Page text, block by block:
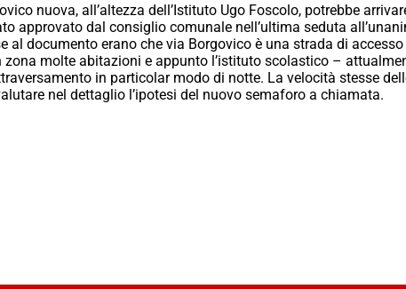
nuova, all’altezza dell’Istituto Ugo Foscolo, potrebbe
approvato dal consiglio comunale nell’ultima seduta
al documento erano che via Borgovico è una strada di
molte abitazioni e appunto l’istituto scolastico –
in particolar modo di notte. La velocità stesse
nel dettaglio l’ipotesi del nuovo semaforo a chiamata.